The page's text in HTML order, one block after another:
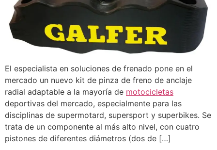
El especialista en soluciones de frenado pone en el
mercado un nuevo kit de pinza de freno de anclaje
radial adaptable a la mayoría de motocicletas
deportivas del mercado, especialmente para las
disciplinas de supermotard, supersport y superbikes. Se
trata de un componente al más alto nivel, con cuatro
pistones de diferentes diámetros (dos de […]